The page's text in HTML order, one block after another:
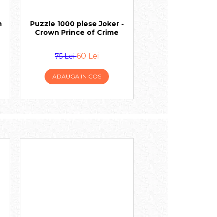
Puzzle 1000 piese Joker -
Crown Prince of Crime
75 Lei60 Lei
ADAUGA IN COS